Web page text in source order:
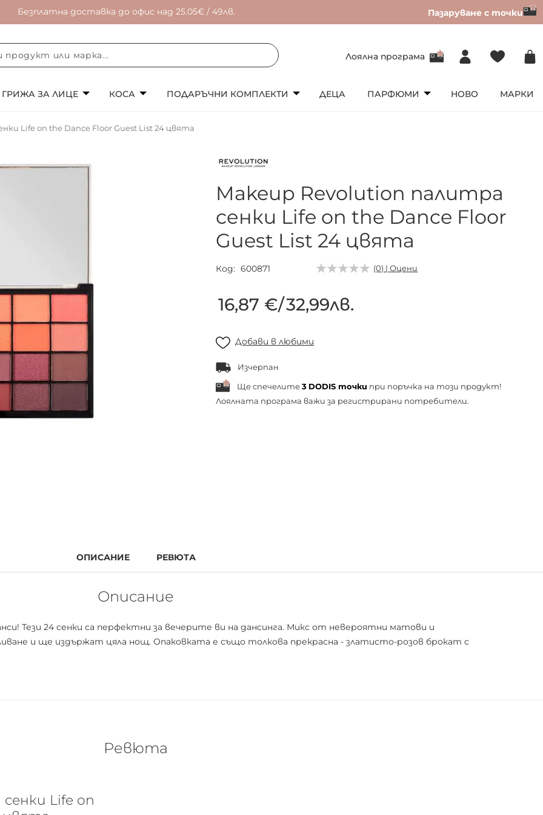
Безплатна доставка до офис над 25.05€ / 49лв. Пазаруване с точки
Лоялна програма
ГРИЖА ЗА ЛИЦЕ КОСА ПОДАРЪЧНИ КОМПЛЕКТИ ДЕЦА ПАРФЮМИ НОВО МАРКИ
Life on the Dance Floor Guest List 24 цвята
Makeup Revolution палитра
сенки Life on the Dance Floor
Guest List 24 цвята
Код 600871 (0) | Оцени
16,87 €/32,99лв.
Добави в любими
Изчерпан
Ще спечелите 3 DODIS точки при поръчка на този продукт!
Лоялната програма важи за регистрирани потребители.
ОПИСАНИЕ РЕВЮТА
Описание
Тези 24 сенки са перфектни за вечерите ви на дансинга. Микс от невероятни матови и
и ще издържат цяла нощ. Опаковката е също толкова прекрасна - златисто-розов брокат с
Ревюта
Life on